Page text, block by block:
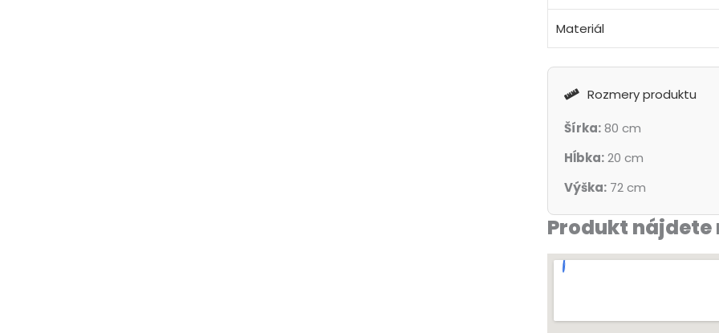
Materiál
Rozmery produktu
Šírka:80 cm
Hĺbka:20 cm
Výška: 72 cm
Produkt nájdete